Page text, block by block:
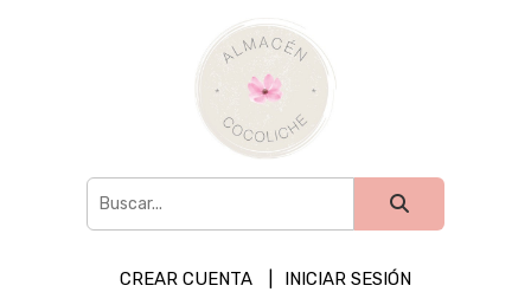
CREAR CUENTA INICIAR SESIÓN